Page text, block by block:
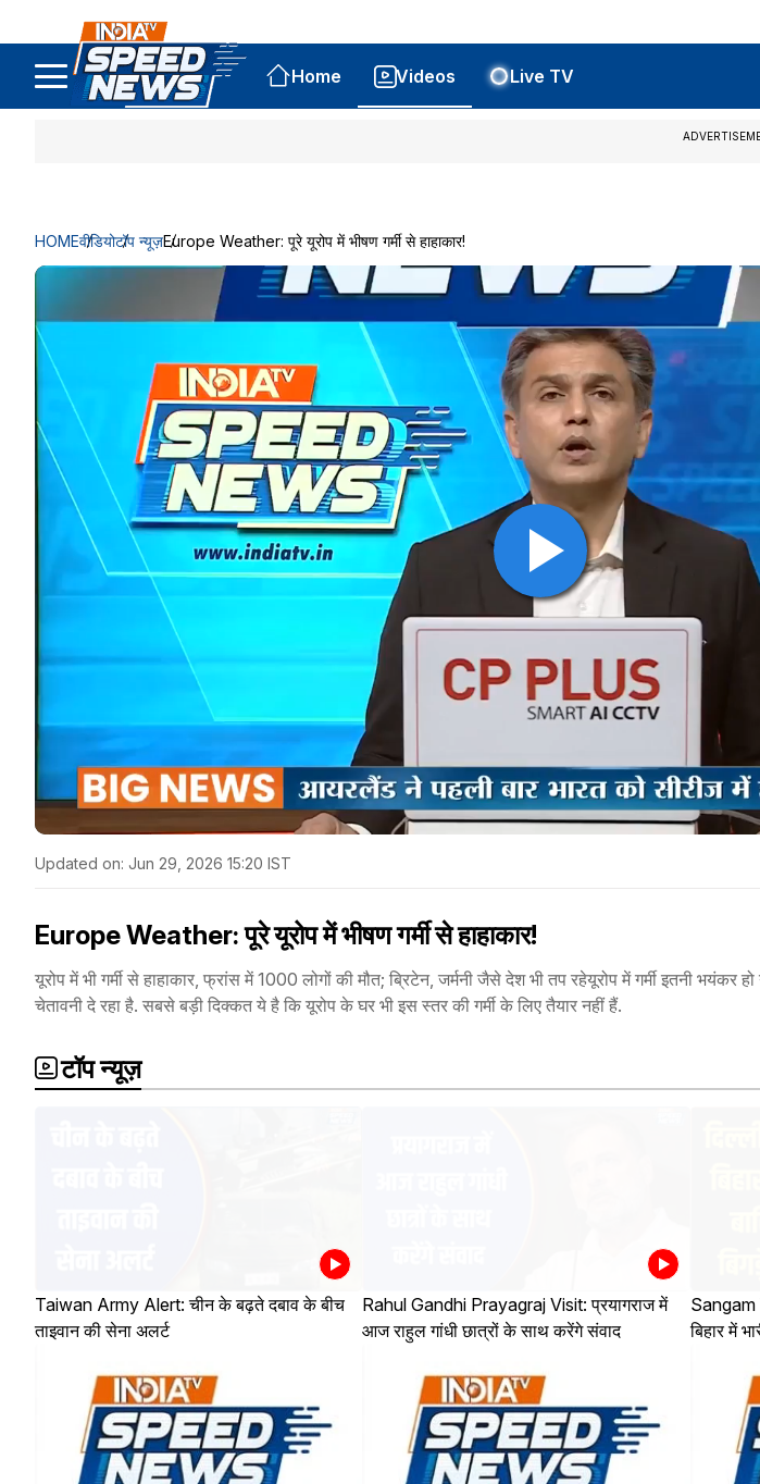
Home Videos Live TV
HOMEवीडियोटॉप न्यूज़Europe Weather: पूरे यूरोप में भीषण गर्मी से हाहाकार!
Updated on: Jun 29, 2026 15:20 IST
Europe Weather: पूरे यूरोप में भीषण गर्मी से हाहाकार!
यूरोप में भी गर्मी से हाहाकार, फ्रांस में 1000 लोगों की मौत; ब्रिटेन, जर्मनी जैसे देश भी तप रहेयूरोप में गर्मी इतनी भयंकर
चेतावनी दे रहा है. सबसे बड़ी दिक्कत ये है कि यूरोप के घर भी इस स्तर की गर्मी के लिए तैयार नहीं हैं.
टॉप न्यूज़
Taiwan Army Alert: चीन के बढ़ते दबाव के बीच
ताइवान की सेना अलर्ट
Rahul Gandhi Prayagraj Visit: प्रयागराज में
आज राहुल गांधी छात्रों के साथ करेंगे संवाद
Sangam
बिहार में